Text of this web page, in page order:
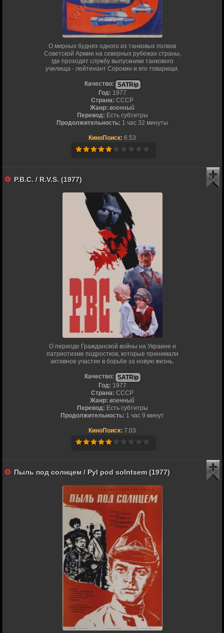
О мирных буднях одного из танковых полков
Советской Армии на северных рубежах страны,
где проходят службу выпускники танкового
училища - лейтенант Сорокин и его товарищи.
Качество: SATRip
Год: 1977
Страна: СССР
Жанр: военный
Перевод: Есть субтитры
Продолжительность: 1 час 32 минуты
КиноПоиск: 6.53
Р.В.С. / R.V.S. (1977)
О периоде Гражданской войны на Украине и
патриотизме подростков, которые принимали
активное участие в борьбе за новую жизнь.
Качество: SATRip
Год: 1977
Страна: СССР
Жанр: военный
Перевод: Есть субтитры
Продолжительность: 1 час 9 минут
КиноПоиск: 7.03
Пыль под солнцем / Pyl pod solntsem (1977)